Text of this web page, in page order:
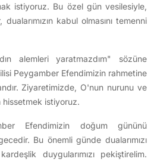
istiyoruz. Bu özel gün vesilesiyle,
kabul olmasını temenni
alemleri yaratmazdım" sözüne
Peygamber Efendimizin rahmetine
Ziyaretimizde, O'nun nurunu ve
hissetmek istiyoruz.
Efendimizin doğum gününü
Bu önemli günde dualarımızı
duygularımızı pekiştirelim.